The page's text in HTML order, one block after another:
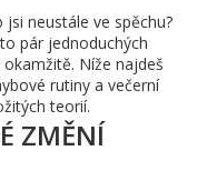
neustále ve spěchu?
pár jednoduchých
Níže najdeš
rutiny a večerní
teorií.
ZMĚNÍ